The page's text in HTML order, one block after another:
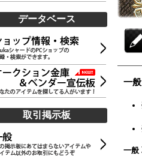
データベース
取引掲示板
一
一般